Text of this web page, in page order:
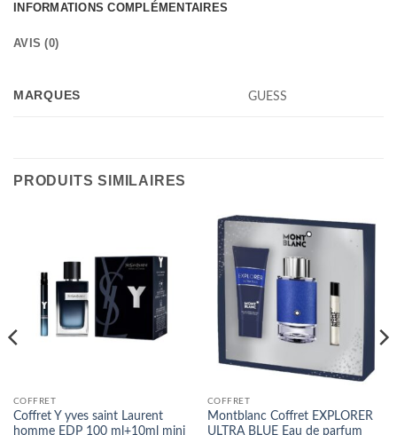
INFORMATIONS COMPLÉMENTAIRES
AVIS (0)
MARQUES GUESS
PRODUITS SIMILAIRES
COFFRET
Coffret Y yves saint Laurent
homme EDP 100 ml+10ml mini
COFFRET
Montblanc Coffret EXPLORER
ULTRA BLUE Eau de parfum